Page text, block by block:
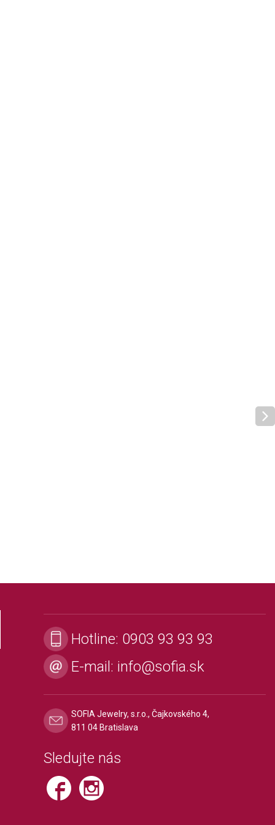
Hotline: 0903 93 93 93
E-mail: info@sofia.sk
SOFIA Jewelry, s.r.o., Čajkovského 4,
811 04 Bratislava
Sledujte nás